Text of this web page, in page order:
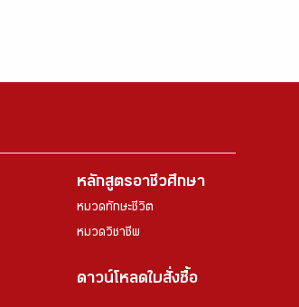
หลักสูตรอาชีวศึกษา
หมวดทักษะชีวิต
หมวดวิชาชีพ
ดาวน์โหลดใบสั่งซื้อ